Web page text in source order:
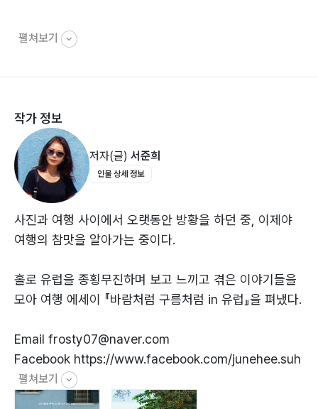
스페인 Spain
바르셀로나의 소매치기 ─ 40
네덜란드 Netherlands
헨리네 집 ─ 48
헤이그 밀사를 만나다 ─ 52
탁월한 선택 ─ 56
눗도르프 돌아보기 ─ 63
독일 Germany
친절한 독일 ─ 68
데르스도르프의 아이들 ─ 71
장미 향기에 취하다 ─ 75
펼쳐보기
작가 정보
저자(글) 서준희
인물 상세 정보
사진과 여행 사이에서 오랫동안 방황을 하던 중, 이제야
여행의 참맛을 알아가는 중이다.
홀로 유럽을 종횡무진하며 보고 느끼고 겪은 이야기들을
모아 여행 에세이 『바람처럼 구름처럼 in 유럽』을 펴냈다.
Email frosty07@naver.com
Facebook https://www.facebook.com/junehee.suh
펼쳐보기